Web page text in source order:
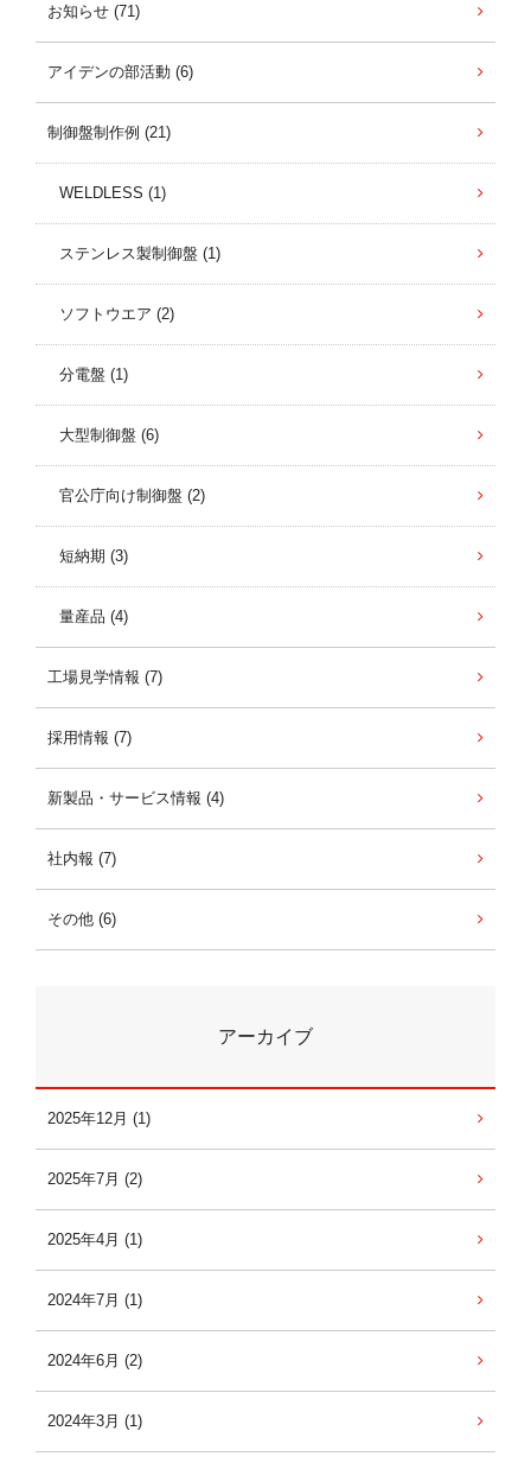
お知らせ (71)
アイデンの部活動 (6)
制御盤制作例 (21)
WELDLESS (1)
ステンレス製制御盤 (1)
ソフトウエア (2)
分電盤 (1)
大型制御盤 (6)
官公庁向け制御盤 (2)
短納期 (3)
量産品 (4)
工場見学情報 (7)
採用情報 (7)
新製品・サービス情報 (4)
社内報 (7)
その他 (6)
アーカイブ
2025年12月 (1)
2025年7月 (2)
2025年4月 (1)
2024年7月 (1)
2024年6月 (2)
2024年3月 (1)